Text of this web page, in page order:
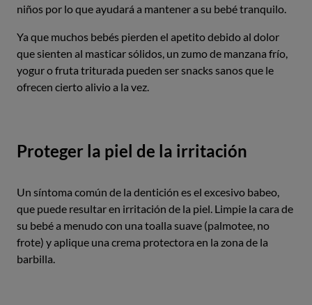
niños por lo que ayudará a mantener a su bebé tranquilo.
Ya que muchos bebés pierden el apetito debido al dolor
que sienten al masticar sólidos, un zumo de manzana frío,
yogur o fruta triturada pueden ser snacks sanos que le
ofrecen cierto alivio a la vez.
Proteger la piel de la irritación
Un síntoma común de la dentición es el excesivo babeo,
que puede resultar en irritación de la piel. Limpie la cara de
su bebé a menudo con una toalla suave (palmotee, no
frote) y aplique una crema protectora en la zona de la
barbilla.